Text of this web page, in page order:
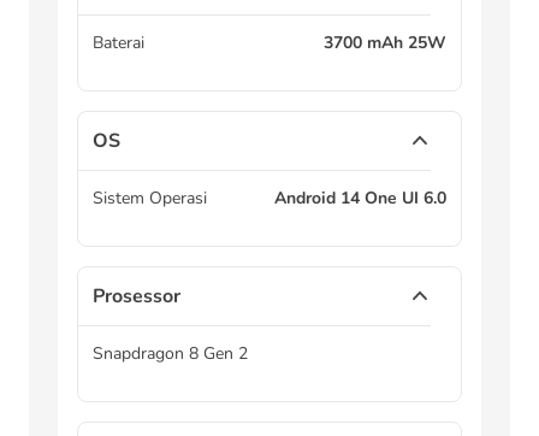
Baterai 3700 mAh 25W
OS
Sistem Operasi Android 14 One UI 6.0
Prosessor
Snapdragon 8 Gen 2